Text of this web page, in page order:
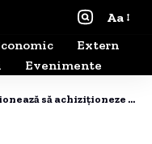
Aa
Extern
Evenimente
de la Renault acțiunile Nissan.